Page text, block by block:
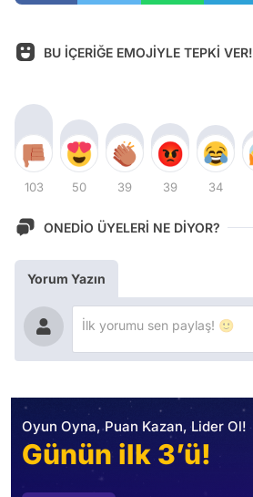
BU İÇERİĞE EMOJİYLE TEPKİ VER!
103 50 39 39 34
ONEDİO ÜYELERİ NE DİYOR?
Yorum Yazın
Oyun Oyna, Puan Kazan, Lider Ol!
Günün ilk 3’ü!